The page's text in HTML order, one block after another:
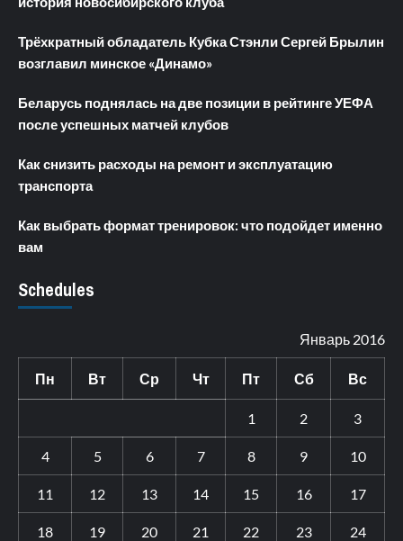
Трёхкратный обладатель Кубка Стэнли Сергей Брылин
возглавил минское «Динамо»
Беларусь поднялась на две позиции в рейтинге УЕФА
после успешных матчей клубов
Как снизить расходы на ремонт и эксплуатацию
транспорта
Как выбрать формат тренировок: что подойдет именно
вам
Schedules
Январь 2016
Пн Вт Ср Чт Пт Сб Вс
1 2 3
4 5 6 7 8 9 10
11 12 13 14 15 16 17
18 19 20 21 22 23 24